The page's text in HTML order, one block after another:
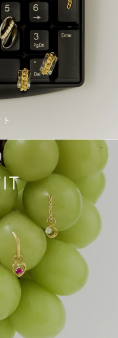
こ
な
し
て、
日
の
を
は
じ
め
よ